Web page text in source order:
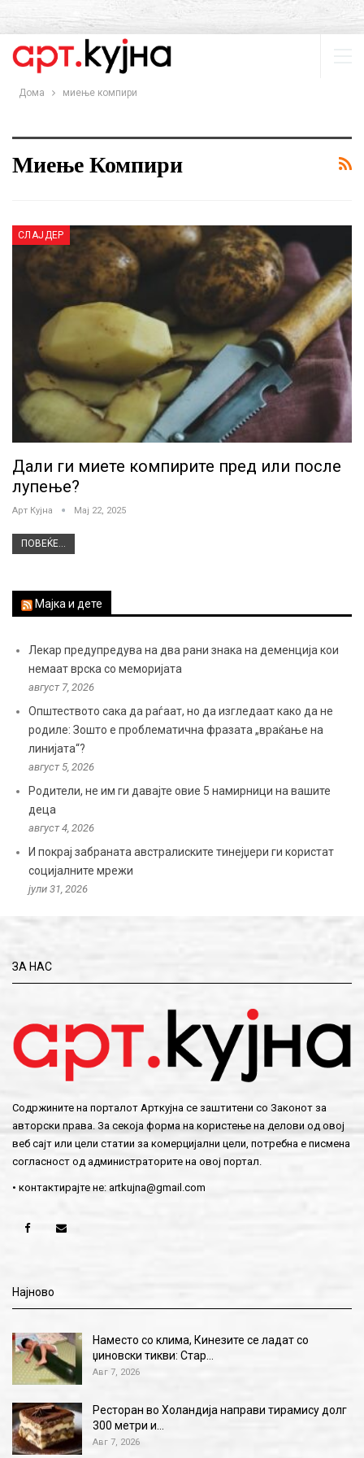
Дома миење компири
Миење Компири
СЛАЈДЕР
Дали ги миете компирите пред или после
лупење?
Арт Кујна Мај 22, 2025
ПОВЕЌЕ...
Мајка и дете
Лекар предупредува на два рани знака на деменција кои
немаат врска со меморијата
август 7, 2026
Општеството сака да раѓаат, но да изгледаат како да не
родиле: Зошто е проблематична фразата „враќање на
линијата“?
август 5, 2026
Родители, не им ги давајте овие 5 намирници на вашите
деца
август 4, 2026
И покрај забраната австралиските тинејџери ги користат
социјалните мрежи
јули 31, 2026
ЗА НАС
Содржините на порталот Арткујна се заштитени со Законот за
авторски права. За секоја форма на користење на делови од овој
веб сајт или цели статии за комерцијални цели, потребна е писмена
согласност од администраторите на овој портал.
• контактирајте не: artkujna@gmail.com
Најново
Наместо со клима, Кинезите се ладат со
џиновски тикви: Стар…
Авг 7, 2026
Ресторан во Холандија направи тирамису долг
300 метри и…
Авг 7, 2026